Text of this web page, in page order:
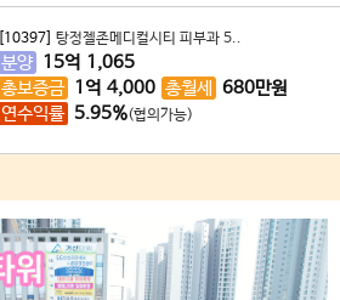
[10397] 탕정젤존메디컬시티 피부과 5..
분양 15억 1,065
총보증금 1 억 4,000 총월세 680만원
연수익률 5.95%(협의가능)